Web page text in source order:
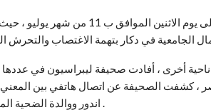
تعود هذه القضية التي تناولتها الصحف المحلية اليوم في افتتاحيتها إلى يوم الاثنين
أخرى ، أفادت صحيفة ليبراسيون في عددها
، كشفت الصحيفة عن اتصال هاتفي بين المعني
اندور ووالدة الضحية المزعومة .